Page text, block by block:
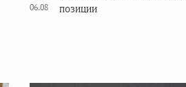
06.08
позиции